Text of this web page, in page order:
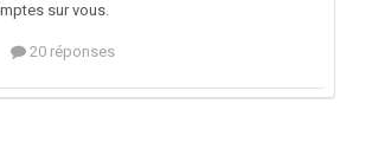
sur vous.
20 réponses